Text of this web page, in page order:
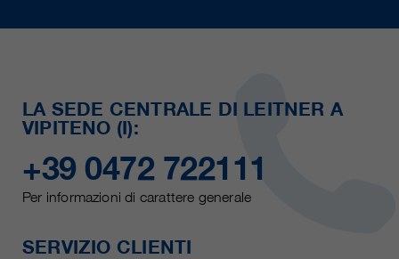
LA SEDE CENTRALE DI LEITNER A
VIPITENO (I):
+39 0472 722111
Per informazioni di carattere generale
SERVIZIO CLIENTI